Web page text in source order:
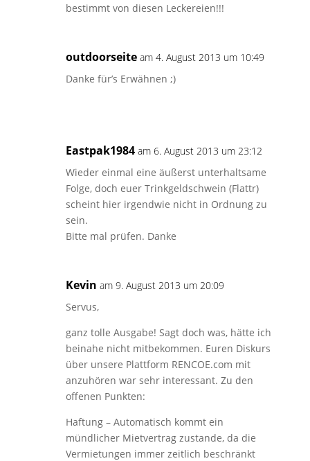
bestimmt von diesen Leckereien!!!
outdoorseite am 4. August 2013 um 10:49
Danke für’s Erwähnen ;)
Eastpak1984 am 6. August 2013 um 23:12
Wieder einmal eine äußerst unterhaltsame
Folge, doch euer Trinkgeldschwein (Flattr)
scheint hier irgendwie nicht in Ordnung zu
sein.
Bitte mal prüfen. Danke
Kevin am 9. August 2013 um 20:09
Servus,
ganz tolle Ausgabe! Sagt doch was, hätte ich
beinahe nicht mitbekommen. Euren Diskurs
über unsere Plattform RENCOE.com mit
anzuhören war sehr interessant. Zu den
offenen Punkten:
Haftung – Automatisch kommt ein
mündlicher Mietvertrag zustande, da die
Vermietungen immer zeitlich beschränkt